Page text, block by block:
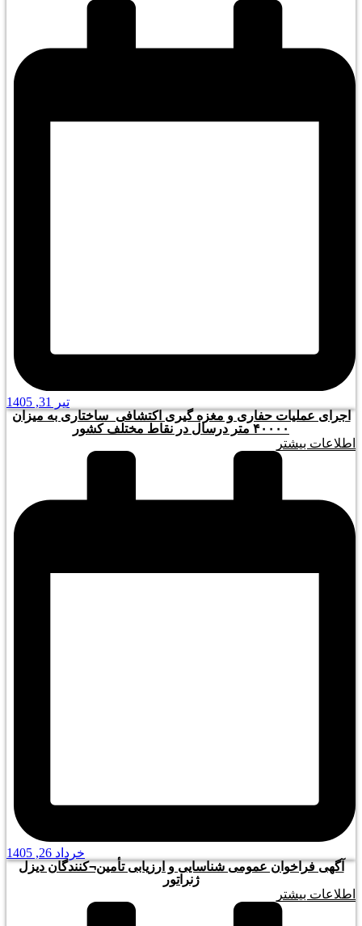
تیر 31, 1405
اجرای عملیات حفاری و مغزه گیری اکتشافی_ساختاری به میزان
۴۰۰۰۰ متر درسال در نقاط مختلف کشور
اطلاعات بیشتر
خرداد 26, 1405
آگهی فراخوان عمومی شناسایی و ارزیابی تأمین¬کنندگان دیزل
ژنراتور
اطلاعات بیشتر